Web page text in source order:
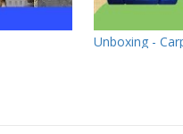
Unboxing -